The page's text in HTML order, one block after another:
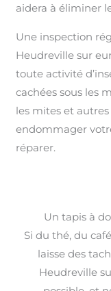
aidera à éliminer
Une inspection
Heudreville sur
toute activité
cachées sous les
les mites et
endommager
réparer.
Un tapis à
Si du thé, du
laisse des
Heudreville